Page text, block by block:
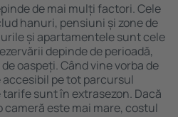
de mai mulți factori. Cele
hanuri, pensiuni și zone de
și apartamentele sunt cele
depinde de perioadă,
oaspeți. Când vine vorba de
pe tot parcursul
sunt în extrasezon. Dacă
este mai mare, costul